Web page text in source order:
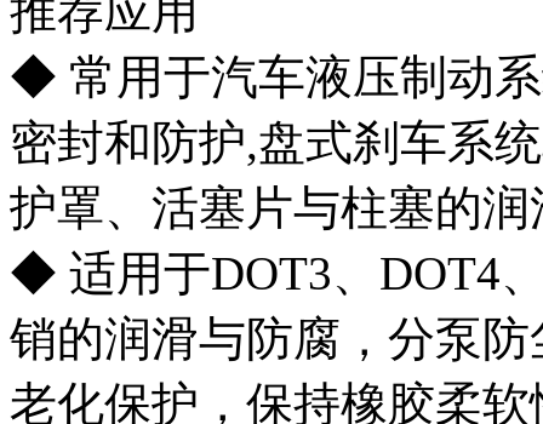
推荐应用
◆ 常用于汽车液压制动
密封和防护,盘式刹车系
护罩、活塞片与柱塞的
◆ 适用于DOT3、DOT4
销的润滑与防腐，分泵
老化保护，保持橡胶柔